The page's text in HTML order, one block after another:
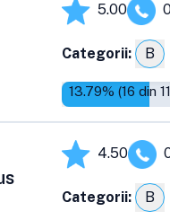
5.00
Categorii: B
13.79% (16 din
4.50
Categorii: B